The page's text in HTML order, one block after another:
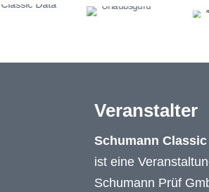
Veranstalter
Schumann Classic
ist eine
Schumann Prüf